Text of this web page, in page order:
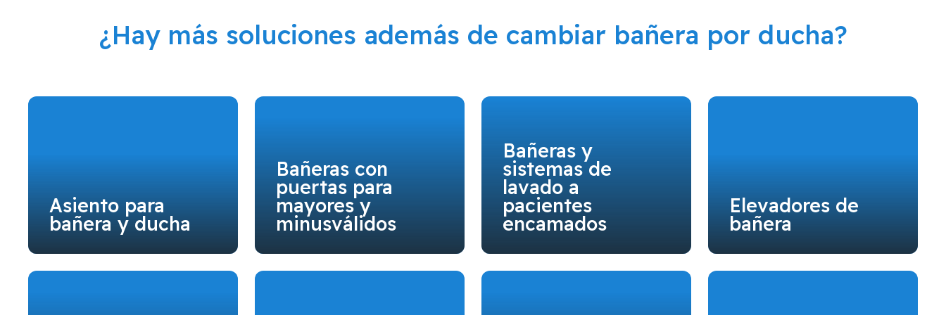
¿Hay más soluciones además de cambiar bañera por ducha?
Asiento para
bañera y ducha
Bañeras con
puertas para
mayores y
minusválidos
Bañeras y
sistemas de
lavado a
pacientes
encamados
Elevadores de
bañera